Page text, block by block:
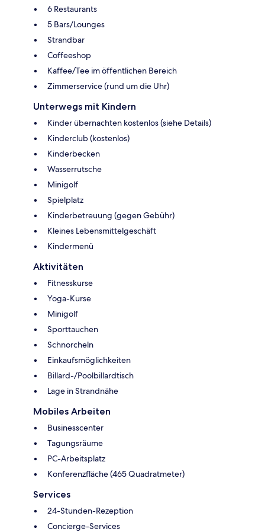
6 Restaurants
5 Bars/Lounges
Strandbar
Coffeeshop
Kaffee/Tee im öffentlichen Bereich
Zimmerservice (rund um die Uhr)
Unterwegs mit Kindern
Kinder übernachten kostenlos (siehe Details)
Kinderclub (kostenlos)
Kinderbecken
Wasserrutsche
Minigolf
Spielplatz
Kinderbetreuung (gegen Gebühr)
Kleines Lebensmittelgeschäft
Kindermenü
Aktivitäten
Fitnesskurse
Yoga-Kurse
Minigolf
Sporttauchen
Schnorcheln
Einkaufsmöglichkeiten
Billard-/Poolbillardtisch
Lage in Strandnähe
Mobiles Arbeiten
Businesscenter
Tagungsräume
PC-Arbeitsplatz
Konferenzfläche (465 Quadratmeter)
Services
24-Stunden-Rezeption
Concierge-Services